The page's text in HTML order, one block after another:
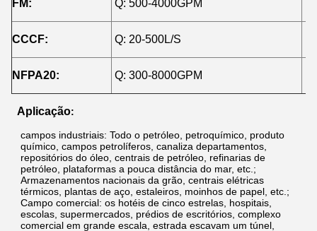
FM: Q: 500-4000GPM
CCCF: Q: 20-500L/S
NFPA20: Q: 300-8000GPM
Aplicação:
campos industriais: Todo o petróleo, petroquímico, produto
químico, campos petrolíferos, canaliza departamentos,
repositórios do óleo, centrais de petróleo, refinarias de
petróleo, plataformas a pouca distância do mar, etc.;
Armazenamentos nacionais da grão, centrais elétricas
térmicos, plantas de aço, estaleiros, moinhos de papel, etc.;
Campo comercial: os hotéis de cinco estrelas, hospitais,
escolas, supermercados, prédios de escritórios, complexo
comercial em grande escala, estrada escavam um túnel,